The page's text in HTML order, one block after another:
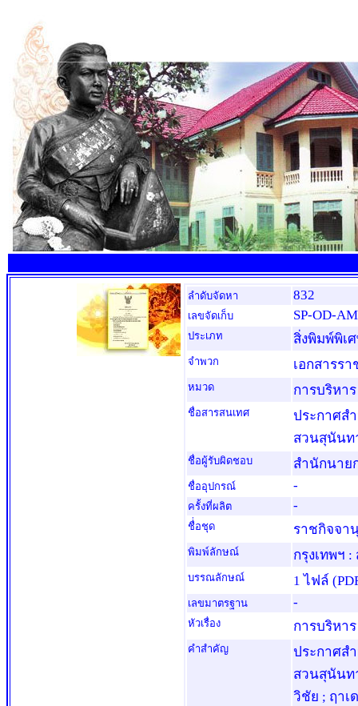
ลำดับจัดหา 832
เลขจัดเก็บ SP-OD-
ประเภท สิ่งพิมพ์พิเ
จำพวก เอกสารรา
หมวด การบริหาร
ชื่อสารสนเทศ
ประกาศส
สวนสุนันท
ชื่อผู้รับผิดชอบ สำนักนาย
ชื่ออุปกรณ์ -
ครั้งที่ผลิต -
ชื่่อชุด ราชกิจจา
พิมพ์ลักษณ์ กรุงเทพฯ
บรรณลักษณ์ 1 ไฟล์
เลขมาตรฐาน -
หัวเรื่อง การบริหา
คำสำคัญ
ประกาศส
สวนสุนันท
วิชัย ; ฤาเ